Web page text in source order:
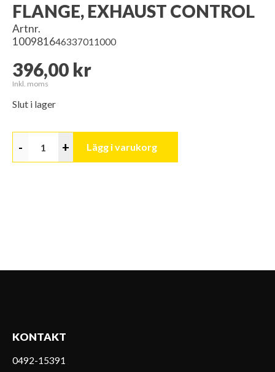
FLANGE, EXHAUST CONTROL
Artnr.
100981646337011000
396,00 kr
Inkl. moms
Slut i lager
- + Lägg i varukorg
KONTAKT
0492-15391